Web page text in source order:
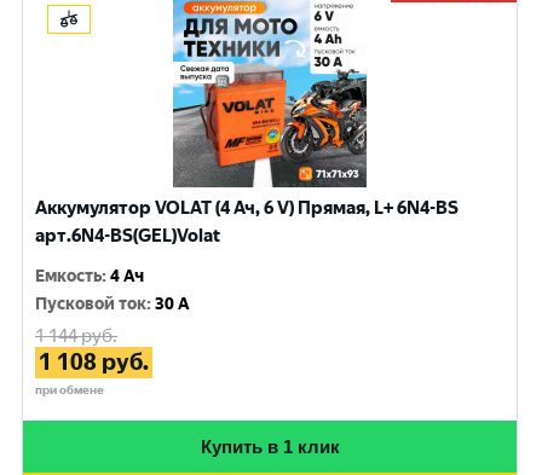
Аккумулятор VOLAT (4 Ач, 6 V) Прямая, L+ 6N4-BS
арт.6N4-BS(GEL)Volat
Емкость:4 Ач
Пусковой ток:30 A
1 144руб.
1 108 руб.
при обмене
Купить в 1 клик